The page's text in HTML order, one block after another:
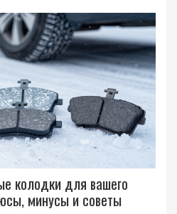
колодки для вашего
минусы и советы